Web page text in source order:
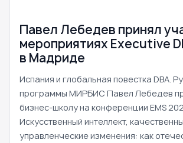
Павел Лебедев принял
мероприятиях Executive
в Мадриде
Испания и глобальная повестка DBA.
программы МИРБИС Павел Лебедев
бизнес-школу на конференции EMS
Искусственный интеллект,
управленческие изменения: как